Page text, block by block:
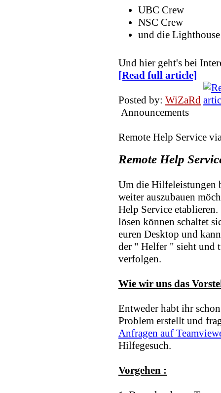
10.01.2026, 10:47
Wow, die Seite gibt es ja
Pathfinder
04.01.2026, 13:59
Moin Moin und ein
Marcel
ich wünsche euch allen
ich wünsche euch allen
euren lieben
Wicked
24.12.2025, 09:35
Marcel
mist. hier wurde gefeiert
verpasst
13.08.2025, 10:10
Was da wohl war
UBC Crew
NSC Crew
und die Lighthouse
Und hier geht's bei
[Read full article]
Posted by: WiZaRd
Announcements
Remote Help Service
Remote Help
Um die Hilfeleistungen
weiter auszubauen
Help Service
lösen können schaltet
euren Desktop und
der " Helfer " sieht und
verfolgen.
Wie wir uns das
Entweder habt ihr
Problem erstellt und
Anfragen auf
Hilfegesuch.
Vorgehen :